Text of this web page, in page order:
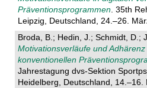
Präventionsprogrammen. 35th
Leipzig, Deutschland, 24.–26.
Broda, B.; Hedin, J.; Schmidt, D.;
Motivationsverläufe und
konventionellen
Jahrestagung dvs-Sektion
Heidelberg, Deutschland, 14.–16.